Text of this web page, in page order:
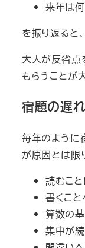
来年は
を振り返ると
大人が反省点
もらうことが
宿題の遅
毎年のように
が原因とは限
読むこ
書くこ
算数の
集中が